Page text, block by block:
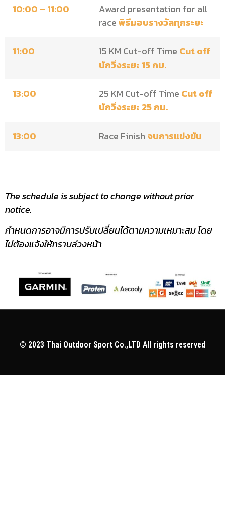
10:00 – 11:00
Award presentation for all
raceพิธีมอบรางวัลทุกระยะ
11:00 15 KM Cut-off Time Cut off
นักวิ่งระยะ 15 กม.
13:00 25 KM Cut-off Time Cut off
นักวิ่งระยะ 25 กม.
13:00 Race Finish จบการแข่งขัน
The schedule is subject to change without prior
notice.
กำหนดการอาจมีการปรับเปลี่ยนได้ตามความเหมาะสม โดย
ไม่ต้องแจ้งให้ทราบล่วงหน้า
© 2023 Thai Outdoor Sport Co.,LTD All rights reserved